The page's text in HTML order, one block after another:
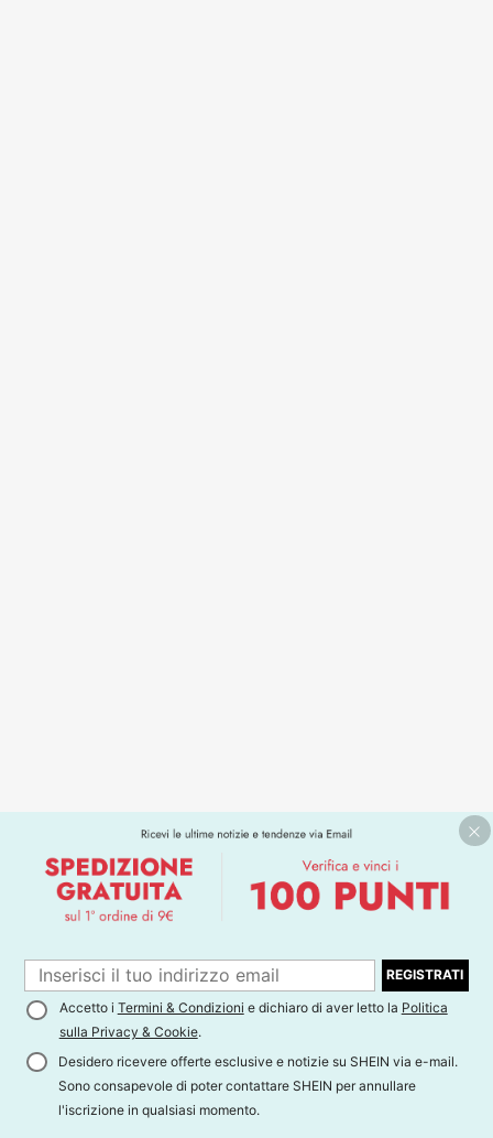
REGISTRATI
Accetto i Termini & Condizioni e dichiaro di aver letto la Politica
sulla Privacy & Cookie.
Desidero ricevere offerte esclusive e notizie su SHEIN via e-mail.
Sono consapevole di poter contattare SHEIN per annullare
l'iscrizione in qualsiasi momento.